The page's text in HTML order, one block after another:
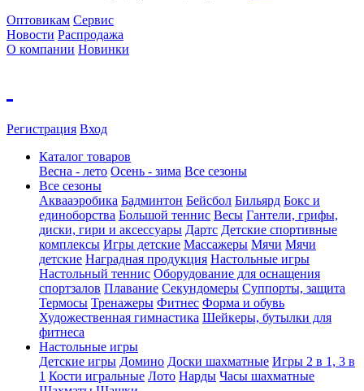
Оптовикам Сервис
Новости Распродажа
О компании Новинки
Регистрация Вход
Каталог товаров
Весна - лето Осень - зима Все сезоны
Все сезоны
Аквааэробика Бадминтон Бейсбол Бильярд Бокс и
единоборства Большой теннис Весы Гантели, грифы,
диски, гири и аксессуары Дартс Детские спортивные
комплексы Игры детские Массажеры Мячи Мячи
детские Наградная продукция Настольные игры
Настольный теннис Оборудование для оснащения
спортзалов Плавание Секундомеры Суппорты, защита
Термосы Тренажеры Фитнес Форма и обувь
Художественная гимнастика Шейкеры, бутылки для
фитнеса
Настольные игры
Детские игры Домино Доски шахматные Игры 2 в 1, 3 в
1 Кости игральные Лото Нарды Часы шахматные